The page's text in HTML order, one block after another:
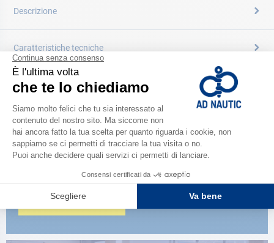
Descrizione
Caratteristiche tecniche
CATALOGARE
Scopri la
nuova guida AD 2026